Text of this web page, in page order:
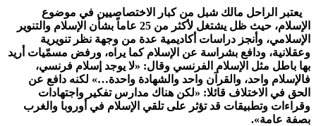
يعتبر الراحل مالك شبل من كبار الاختصاصيين في موضوع
الإسلام، حيث ظل يشتغل لأكثر من 25 عاماً بشأن الإسلام والتنوير
الإسلامي، وأنجز دراسات أكاديمية عدة من وجهة نظر تنويرية
وعقلانية، ودافع بشراسة عن الإسلام كما يراه، ورفض مسمّيات أريد
بها باطل مثل الإسلام الفرنسي وقال: «لا يوجد إسلام فرنسي،
فالإسلام واحد، والقرآن واحد والشهادة واحدة…» لكنه دافع عن
الحق في الاختلاف قائلا: «لكن هناك مدارس تفكير واجتهادات
وقراءات وتطبيقات قد تؤثر على تلقي الإسلام في أوروبا والغرب
بصفة عامة».